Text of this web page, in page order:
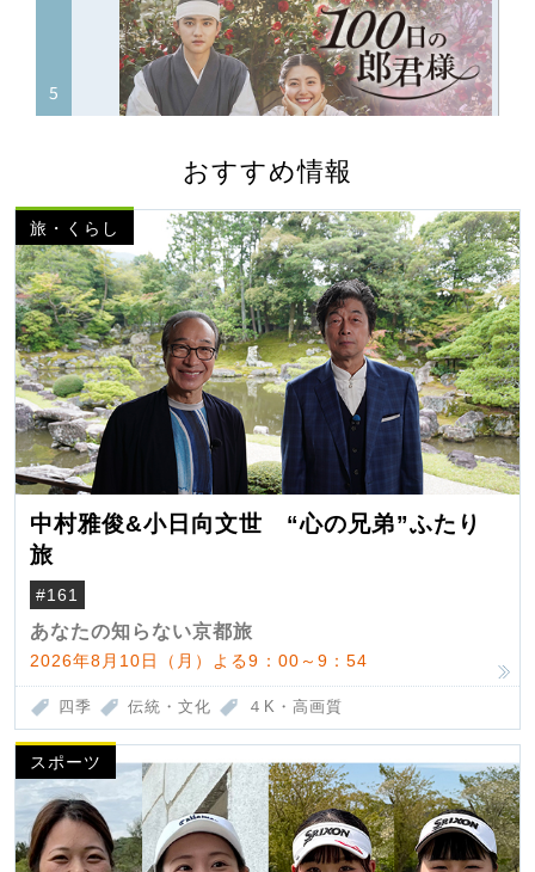
おすすめ情報
旅・くらし
中村雅俊&小日向文世 “心の兄弟”ふたり
旅
#161
あなたの知らない京都旅
2026年8月10日（月）よる9：00～9：54
四季 伝統・文化 ４K・高画質
スポーツ